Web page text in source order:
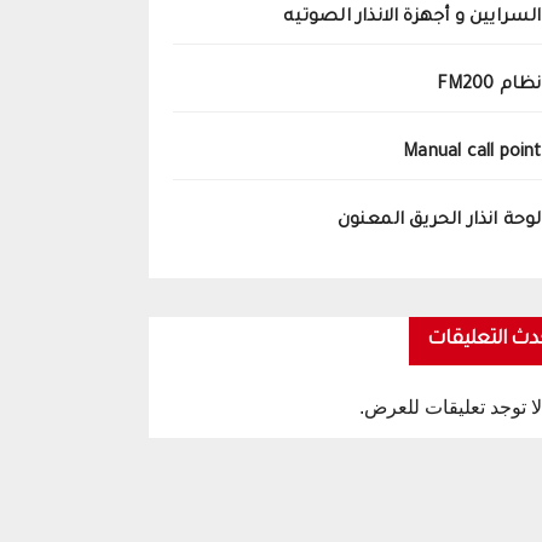
السرايين و أجهزة الانذار الصوتيه
نظام FM200
Manual call point
لوحة انذار الحريق المعنون
التعليقات
لا توجد تعليقات للعرض.